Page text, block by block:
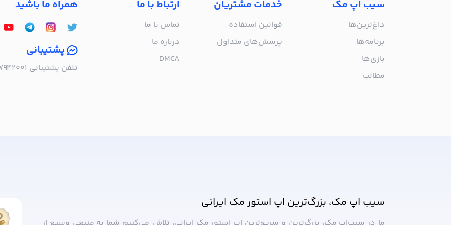
سیب اپ مک
داغ‌ترین‌ها
برنامه‌ها
بازی‌ها
مطالب
خدمات مشتریان
قوانین استفاده
پرسش‌های متداول
ارتباط با ما
تماس با ما
درباره‌ ما
DMCA
همراه ما باشید
پشتیبانی
تلفن پشتیبانی ۰۲۱۵۷۹۴۲۰۰۱ | به صورت تلفنی پاسخگوی شما هستیم!
سیب اپ مک، بزرگ‌ترین اپ استور مک ایرانی